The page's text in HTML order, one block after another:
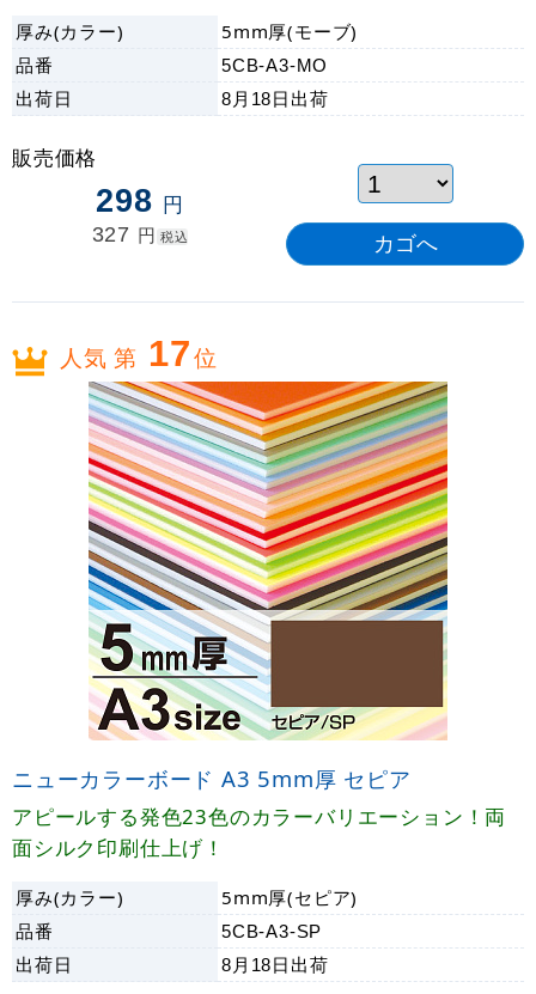
厚み(カラー)
5mm厚(モーブ)
品番
5CB-A3-MO
出荷日 8月18日 出荷
販売価格
298 円
327 円 税込
人気 第 17位
ニューカラーボード A3 5mm厚 セピア
アピールする発色23色のカラーバリエーション！両
面シルク印刷仕上げ！
厚み(カラー)
5mm厚(セピア)
品番
5CB-A3-SP
出荷日 8月18日 出荷